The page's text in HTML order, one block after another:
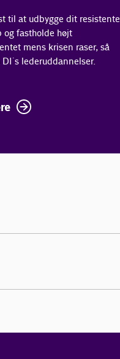
til at udbygge dit resistente
og fastholde højt
mens krisen raser, så
lederuddannelser.